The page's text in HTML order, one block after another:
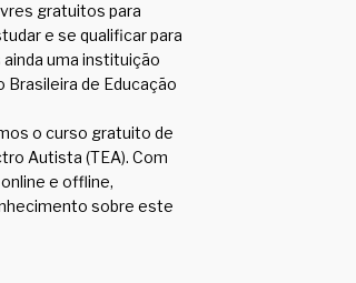
gratuitos para
e se qualificar para
uma instituição
Brasileira de Educação
o curso gratuito de
Autista (TEA). Com
e offline,
sobre este